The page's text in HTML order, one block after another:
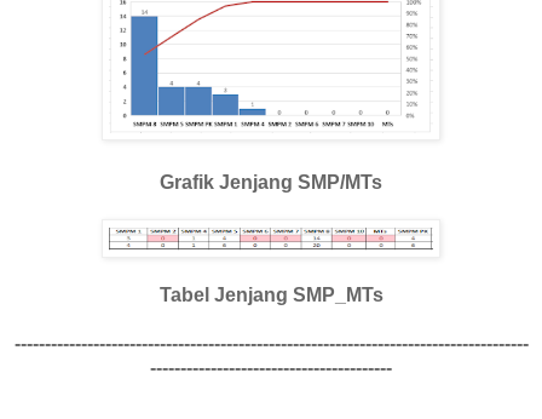
Grafik Jenjang SMP/MTs
Tabel Jenjang SMP_MTs
-------------------------------------------------------------------------------------
----------------------------------------